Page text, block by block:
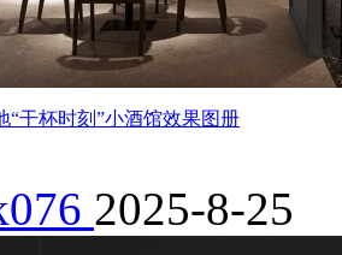
“干杯时刻”小酒馆效果图册
2025-8-25